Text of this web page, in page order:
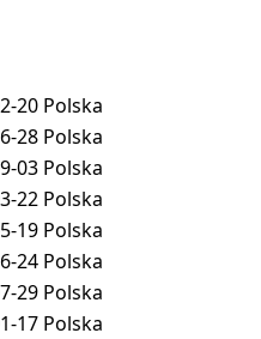
20 Polska
28 Polska
03 Polska
22 Polska
19 Polska
24 Polska
29 Polska
17 Polska